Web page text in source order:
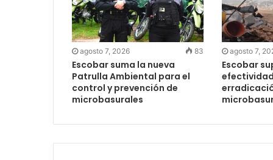
agosto 7, 2026 83
Escobar suma la nueva
Patrulla Ambiental para el
control y prevención de
microbasurales
agosto 7,
Escobar